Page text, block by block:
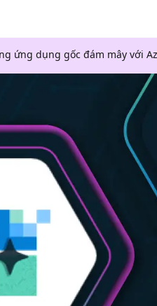
ứng dụng gốc đám mây với